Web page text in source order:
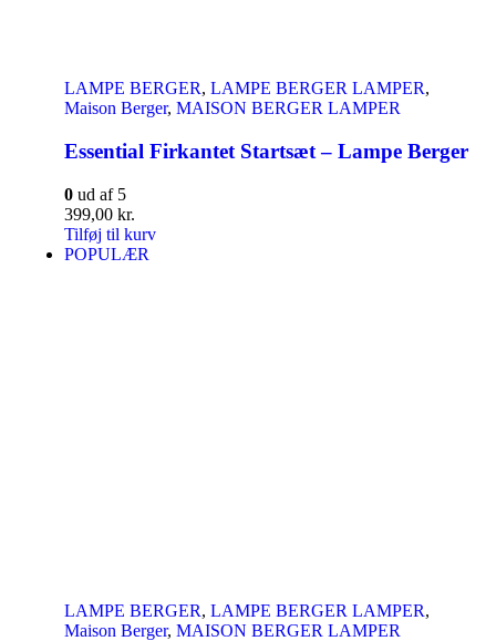
LAMPE BERGER, LAMPE BERGER LAMPER,
Maison Berger, MAISON BERGER LAMPER
Essential Firkantet Startsæt – Lampe Berger
0 ud af 5
399,00 kr.
Tilføj til kurv
POPULÆR
LAMPE BERGER, LAMPE BERGER LAMPER,
Maison Berger, MAISON BERGER LAMPER